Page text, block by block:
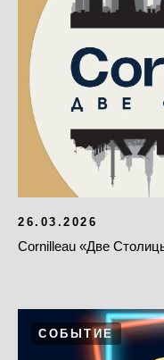
26.03.2026
Cornilleau «Две
СОБЫТИЕ